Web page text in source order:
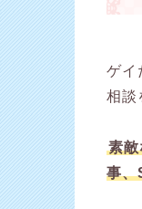
ゲイ
相談
素敵
事、